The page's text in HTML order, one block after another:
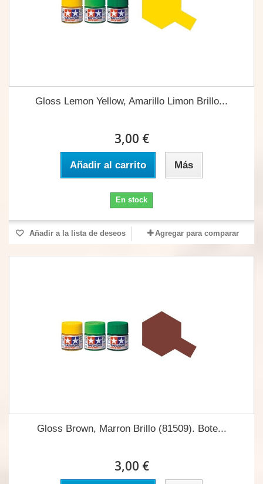
Gloss Lemon Yellow, Amarillo Limon Brillo...
3,00 €
Añadir al carrito Más
En stock
Añadir a la lista de deseos Agregar para comparar
Gloss Brown, Marron Brillo (81509). Bote...
3,00 €